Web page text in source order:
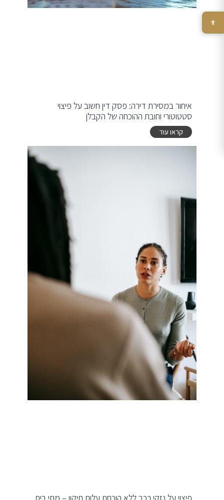
איחור במסירת דירה: פסק דין חשוב על פיצוי
סטטוטורי וחובת ההוכחה של הקבלן
קראו עוד